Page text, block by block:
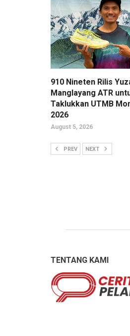
910 Nineten Rilis
Manglayang ATR
Taklukkan UTMB
2026
August 5, 2026
PREV NEXT
TENTANG KAMI